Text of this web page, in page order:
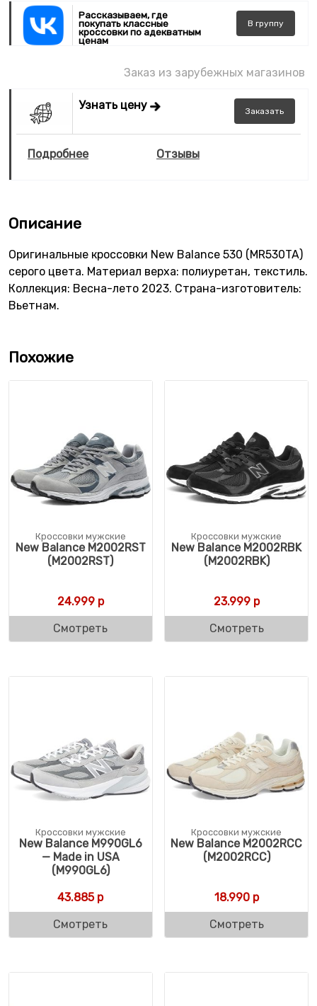
Рассказываем, где
покупать классные
кроссовки по адекватным
ценам
В группу
Заказ из зарубежных магазинов
Узнать цену Заказать
Подробнее Отзывы
Описание
Оригинальные кроссовки New Balance 530 (MR530TA)
серого цвета. Материал верха: полиуретан, текстиль.
Коллекция: Весна-лето 2023. Страна-изготовитель:
Вьетнам.
Похожие
Кроссовки мужские
New Balance M2002RST
(M2002RST)
24.999р
Смотреть
Кроссовки мужские
New Balance M2002RBK
(M2002RBK)
23.999р
Смотреть
Кроссовки мужские
New Balance M990GL6
— Made in USA
(M990GL6)
43.885р
Смотреть
Кроссовки мужские
New Balance M2002RCC
(M2002RCC)
18.990р
Смотреть